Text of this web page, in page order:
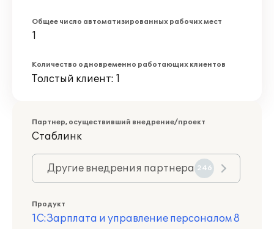
Общее число автоматизированных рабочих мест
1
Количество одновременно работающих клиентов
Толстый клиент: 1
Партнер, осуществивший внедрение/проект
Стаблинк
Другие внедрения партнера 246
Продукт
1С:Зарплата и управление персоналом 8